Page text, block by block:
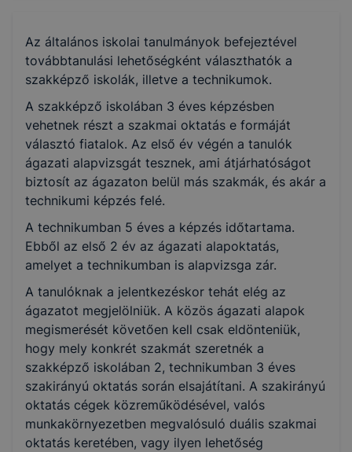
Építőipar
Informatika és távközlés
Kereskedelem
Turizmus-vendéglátás
Az általános iskolai tanulmányok befejeztével
továbbtanulási lehetőségként választhatók a
szakképző iskolák, illetve a technikumok.
A szakképző iskolában 3 éves képzésben
vehetnek részt a szakmai oktatás e formáját
választó fiatalok. Az első év végén a tanulók
ágazati alapvizsgát tesznek, ami átjárhatóságot
biztosít az ágazaton belül más szakmák, és akár a
technikumi képzés felé.
A technikumban 5 éves a képzés időtartama.
Ebből az első 2 év az ágazati alapoktatás,
amelyet a technikumban is alapvizsga zár.
A tanulóknak a jelentkezéskor tehát elég az
ágazatot megjelölniük. A közös ágazati alapok
megismerését követően kell csak eldönteniük,
hogy mely konkrét szakmát szeretnék a
szakképző iskolában 2, technikumban 3 éves
szakirányú oktatás során elsajátítani. A szakirányú
oktatás cégek közreműködésével, valós
munkakörnyezetben megvalósuló duális szakmai
oktatás keretében, vagy ilyen lehetőség